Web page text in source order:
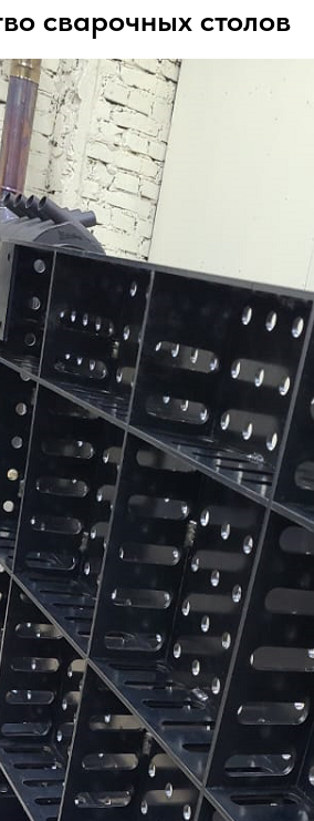
сварочных столов